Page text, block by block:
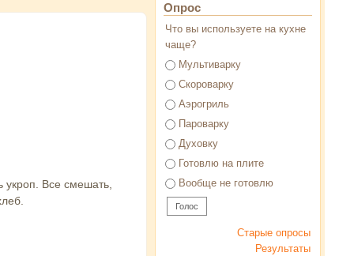
укроп. Все смешать,
Опрос
Что вы используете на кухне
чаще?
Варианты
Мультиварку
Скороварку
Аэрогриль
Пароварку
Духовку
Готовлю на плите
Вообще не готовлю
Старые опросы
Результаты